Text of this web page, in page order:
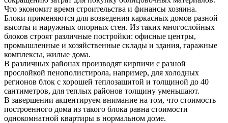
Что экономит время строительства и финансы хозяина.
Блоки применяются для возведения каркасных домов разной
высоты и наружных опорных стен. Из таких многослойных
блоков строят различные постройки: офисные центры,
промышленные и хозяйственные склады и здания, гаражные
комплексы, жилые дома.
В различных районах производят кирпичи с разной
прослойкой пенополистирола, например, для холодных
регионов блок с хорошей теплозащитой и толщиной до 40
сантиметров, для теплых районов толщину уменьшают.
В завершении акцентируем внимание на том, что стоимость
построенного дома из такого блока равна стоимости
однокомнатной квартиры в нормальном доме.